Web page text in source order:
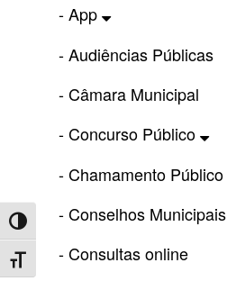
Toggle High Contrast
Toggle Font size
- App
- Audiências Públicas
- Câmara Municipal
- Concurso Público
- Chamamento Público
- Conselhos Municipais
- Consultas online